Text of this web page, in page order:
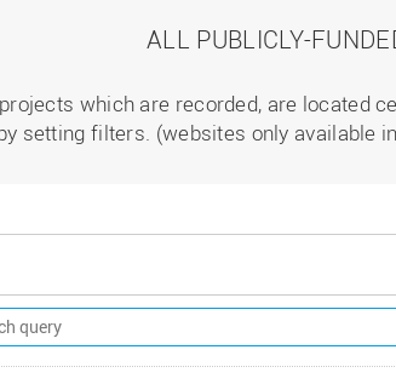
ALL PUBLICLY-
which are recorded, are located
setting filters. (websites only available